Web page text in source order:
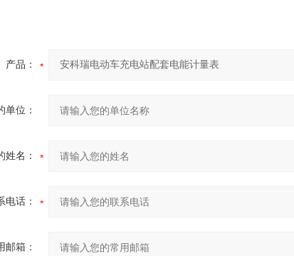
产品：
单位：
姓名：
电话：
邮箱：